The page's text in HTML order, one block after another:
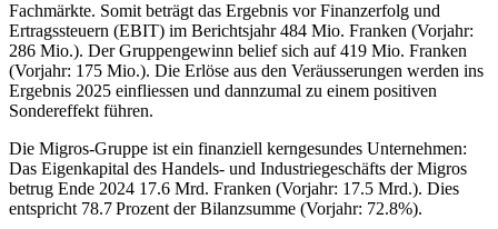
Fachmärkte. Somit beträgt das Ergebnis vor Finanzerfolg und
Ertragssteuern (EBIT) im Berichtsjahr 484 Mio. Franken (Vorjahr:
286 Mio.). Der Gruppengewinn belief sich auf 419 Mio. Franken
(Vorjahr: 175 Mio.). Die Erlöse aus den Veräusserungen werden ins
Ergebnis 2025 einfliessen und dannzumal zu einem positiven
Sondereffekt führen.
Die Migros-Gruppe ist ein finanziell kerngesundes Unternehmen:
Das Eigenkapital des Handels- und Industriegeschäfts der Migros
betrug Ende 2024 17.6 Mrd. Franken (Vorjahr: 17.5 Mrd.). Dies
entspricht 78.7 Prozent der Bilanzsumme (Vorjahr: 72.8%).